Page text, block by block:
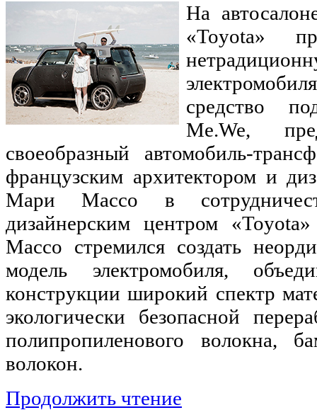
На
«Toyota»
средство
Me.We,
своеобразный автомобиль-
французским архитектором и
Мари Массо в
дизайнерским центром
Массо стремился создать
модель электромобиля,
конструкции широкий спектр
экологически безопасной
полипропиленового волокна,
волокон.
Продолжить чтение